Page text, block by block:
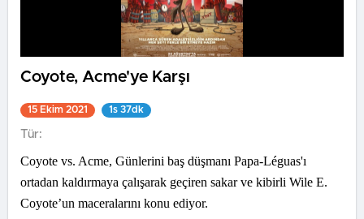
Coyote, Acme'ye Karşı
15 Ekim 2021 1s 37dk
Tür:
Coyote vs. Acme, Günlerini baş düşmanı Papa-Léguas'ı
ortadan kaldırmaya çalışarak geçiren sakar ve kibirli Wile E.
Coyote’un maceralarını konu ediyor.